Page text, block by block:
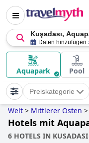
Kuşadası,
Daten hinzufügen
Aquapark Pool
Preiskategorie
Welt > Mittlerer Osten >
Hotels mit
6 HOTELS IN KUSADASI